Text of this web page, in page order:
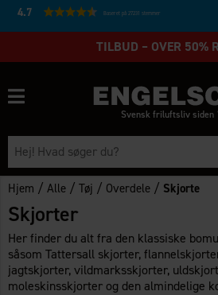
4.7 Baseret på 27231 stemmer
TILBUD – OVER 50%
Svensk friluftsliv siden
Hjem /Alle /Tøj / Overdele / Skjorte
Skjorter
Her finder du alt fra den klassiske
såsom Tattersall skjorter,
jagtskjorter, vildmarksskjorter,
moleskinsskjorter og den almindelige